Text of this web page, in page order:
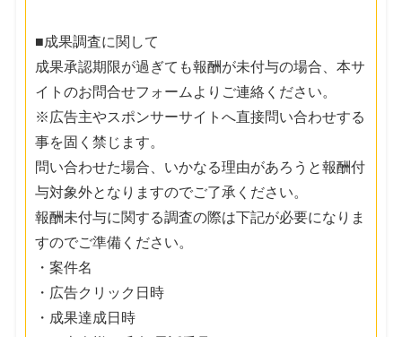
■成果調査に関して
成果承認期限が過ぎても報酬が未付与の場合、本サ
イトのお問合せフォームよりご連絡ください。
※広告主やスポンサーサイトへ直接問い合わせする
事を固く禁じます。
問い合わせた場合、いかなる理由があろうと報酬付
与対象外となりますのでご了承ください。
報酬未付与に関する調査の際は下記が必要になりま
すのでご準備ください。
・案件名
・広告クリック日時
・成果達成日時